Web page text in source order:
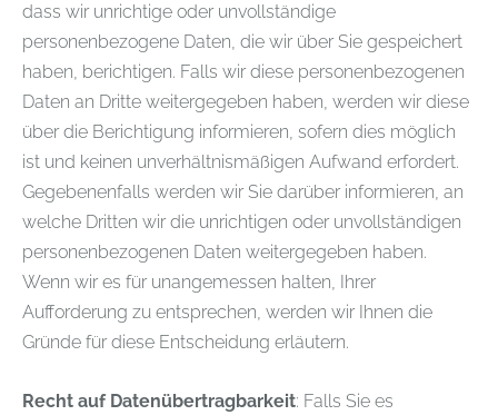
dass wir unrichtige oder unvollständige
personenbezogene Daten, die wir über Sie gespeichert
haben, berichtigen. Falls wir diese personenbezogenen
Daten an Dritte weitergegeben haben, werden wir diese
über die Berichtigung informieren, sofern dies möglich
ist und keinen unverhältnismäßigen Aufwand erfordert.
Gegebenenfalls werden wir Sie darüber informieren, an
welche Dritten wir die unrichtigen oder unvollständigen
personenbezogenen Daten weitergegeben haben.
Wenn wir es für unangemessen halten, Ihrer
Aufforderung zu entsprechen, werden wir Ihnen die
Gründe für diese Entscheidung erläutern.
Recht auf Datenübertragbarkeit: Falls Sie es